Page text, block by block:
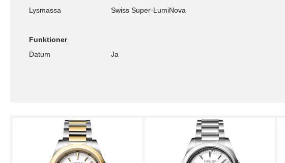
Lysmassa
Swiss Super-LumiNova
Funktioner
Datum
Ja